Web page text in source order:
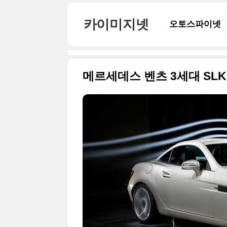
카이미지넷 오토스파이넷
메르세데스 벤츠 3세대 SLK